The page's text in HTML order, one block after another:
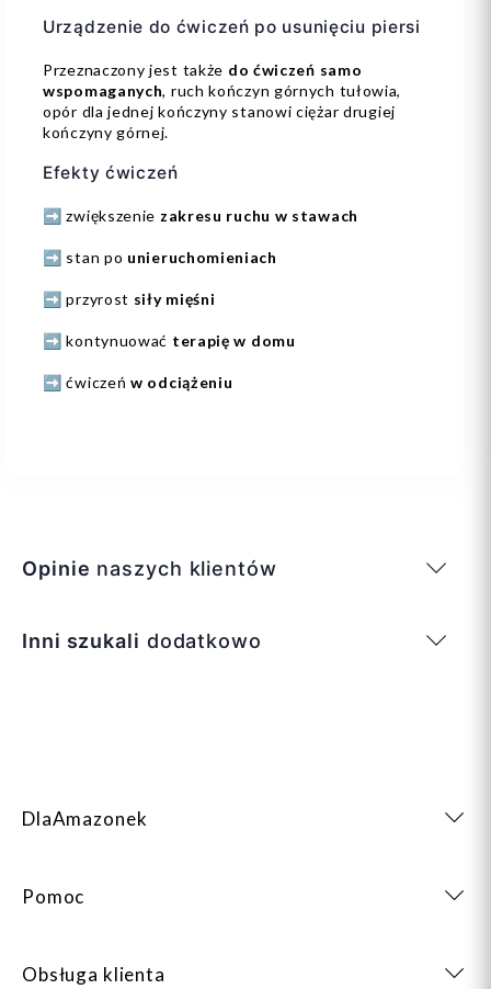
Urządzenie do ćwiczeń po usunięciu piersi
Przeznaczony jest także do ćwiczeń samo
wspomaganych, ruch kończyn górnych tułowia,
opór dla jednej kończyny stanowi ciężar drugiej
kończyny górnej.
Efekty ćwiczeń
➡️ zwiększenie zakresu ruchu w stawach
➡️ stan po unieruchomieniach
➡️ przyrost siły mięśni
➡️ kontynuować terapię w domu
➡️ ćwiczeń w odciążeniu
Opinie naszych klientów
Inni szukali dodatkowo
DlaAmazonek
Pomoc
Obsługa klienta